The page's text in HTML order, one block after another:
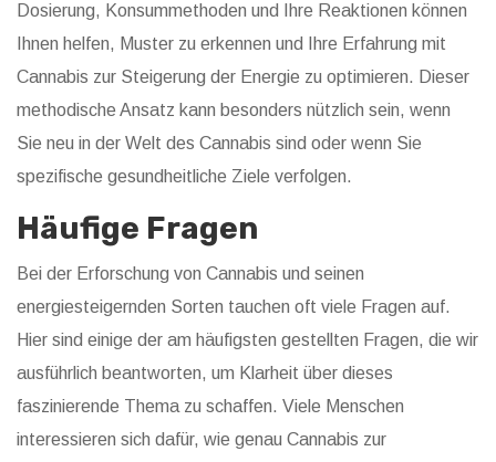
Dosierung, Konsummethoden und Ihre Reaktionen können
Ihnen helfen, Muster zu erkennen und Ihre Erfahrung mit
Cannabis zur Steigerung der Energie zu optimieren. Dieser
methodische Ansatz kann besonders nützlich sein, wenn
Sie neu in der Welt des Cannabis sind oder wenn Sie
spezifische gesundheitliche Ziele verfolgen.
Häufige Fragen
Bei der Erforschung von Cannabis und seinen
energiesteigernden Sorten tauchen oft viele Fragen auf.
Hier sind einige der am häufigsten gestellten Fragen, die wir
ausführlich beantworten, um Klarheit über dieses
faszinierende Thema zu schaffen. Viele Menschen
interessieren sich dafür, wie genau Cannabis zur